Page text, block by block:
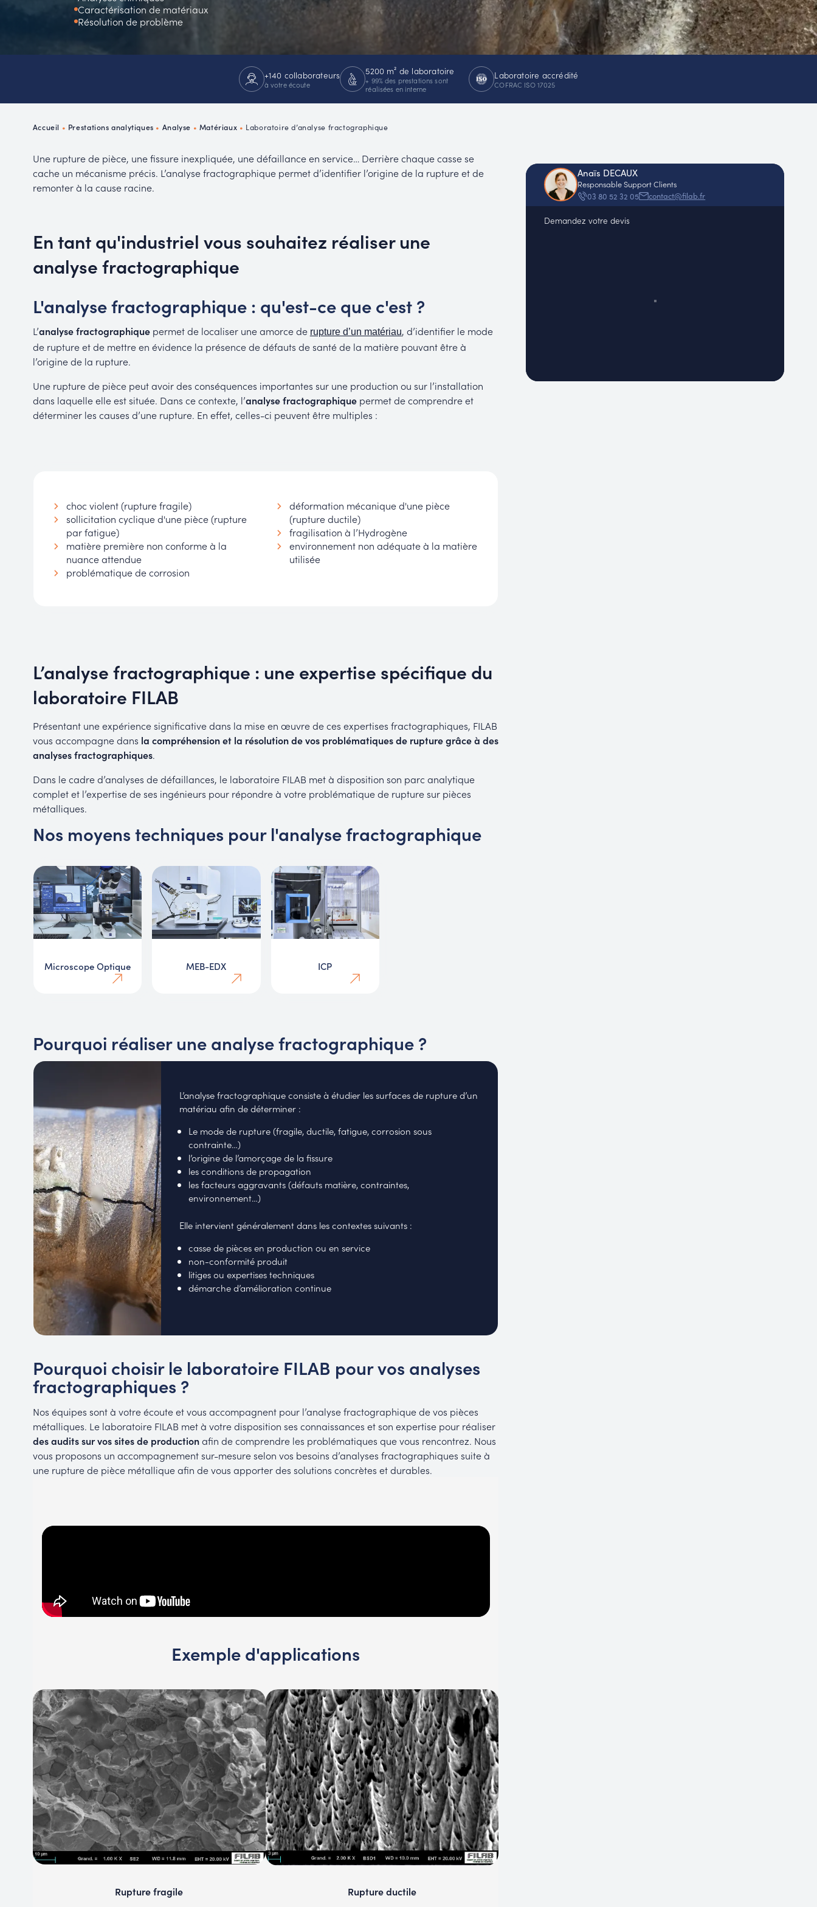
Caractérisation de matériaux
Résolution de problème
+140 collaborateurs
à votre écoute
5200 m² de laboratoire
+ 99% des prestations sont
réalisées en interne
Laboratoire accrédité
COFRAC ISO 17025
Accueil • Prestations analytiques • Analyse • Matériaux • Laboratoire d’analyse fractographique
Une rupture de pièce, une fissure inexpliquée, une défaillance en service… Derrière chaque casse se
cache un mécanisme précis. L’analyse fractographique permet d’identifier l’origine de la rupture et de
remonter à la cause racine.
En tant qu'industriel vous souhaitez réaliser une
analyse fractographique
L'analyse fractographique : qu'est-ce que c'est ?
L’analyse fractographiquepermet de localiser une amorce de rupture d’un matériau, d’identifier le mode
de rupture et de mettre en évidence la présence de défauts de santé de la matière pouvant être à
l’origine de la rupture.
Une rupture de pièce peut avoir des conséquences importantes sur une production ou sur l’installation
dans laquelle elle est située. Dans ce contexte, l’analysefractographiquepermet de comprendre et
déterminer les causes d’une rupture. En effet, celles-ci peuvent être multiples :
choc violent (rupture fragile)
sollicitation cyclique d'une pièce (rupture
par fatigue)
matière première non conforme à la
nuance attendue
problématique de corrosion
déformation mécanique d'une pièce
(rupture ductile)
fragilisation à l’Hydrogène
environnement non adéquate à la matière
utilisée
L’analyse fractographique : une expertise spécifique du
laboratoire FILAB
Présentant une expérience significative dans la mise en œuvre de ces expertises fractographiques, FILAB
vous accompagne dans la compréhension et la résolution de vos problématiques de rupture grâce à des
analyses fractographiques.
Dans le cadre d’analyses de défaillances, le laboratoire FILAB met à disposition son parc analytique
complet et l’expertise de ses ingénieurs pour répondre à votre problématique de rupture sur pièces
métalliques.
Nos moyens techniques pour l'analyse fractographique
Microscope Optique MEB-EDX ICP
Pourquoi réaliser une analyse fractographique ?
L’analyse fractographique consiste à étudier les surfaces de rupture d’un
matériau afin de déterminer :
Le mode de rupture (fragile, ductile, fatigue, corrosion sous
contrainte…)
l’origine de l’amorçage de la fissure
les conditions de propagation
les facteurs aggravants (défauts matière, contraintes,
environnement…)
Elle intervient généralement dans les contextes suivants :
casse de pièces en production ou en service
non-conformité produit
litiges ou expertises techniques
démarche d’amélioration continue
Pourquoi choisir le laboratoire FILAB pour vos analyses
fractographiques ?
Nos équipes sont à votre écoute et vous accompagnent pour l’analyse fractographique de vos pièces
métalliques. Le laboratoire FILAB met à votre disposition ses connaissances et son expertise pour réaliser
des audits sur vos sites de productionafin de comprendre les problématiques que vous rencontrez. Nous
vous proposons un accompagnement sur-mesure selon vos besoins d’analyses fractographiques suite à
une rupture de pièce métallique afin de vous apporter des solutions concrètes et durables.
Exemple d'applications
Rupture fragile Rupture ductile
Anaïs DECAUX
Responsable Support Clients
03 80 52 32 05
contact@filab.fr
Demandez votre devis